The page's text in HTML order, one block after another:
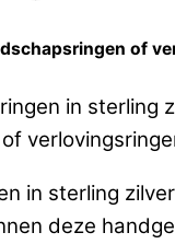
of
in sterling
in sterling
deze